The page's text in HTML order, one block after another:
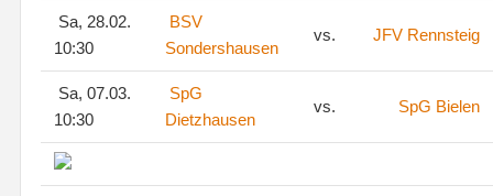
Sa, 28.02.
10:30
BSV
Sondershausen
vs. JFV Rennsteig
Sa, 07.03.
10:30
SpG
Dietzhausen
vs. SpG Bielen